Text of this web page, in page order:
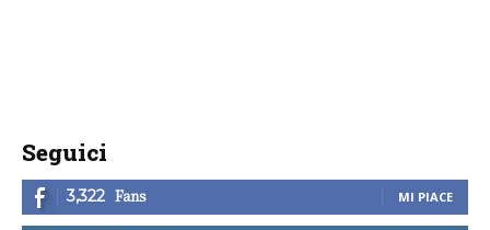
Seguici
3,322 Fans MI PIACE